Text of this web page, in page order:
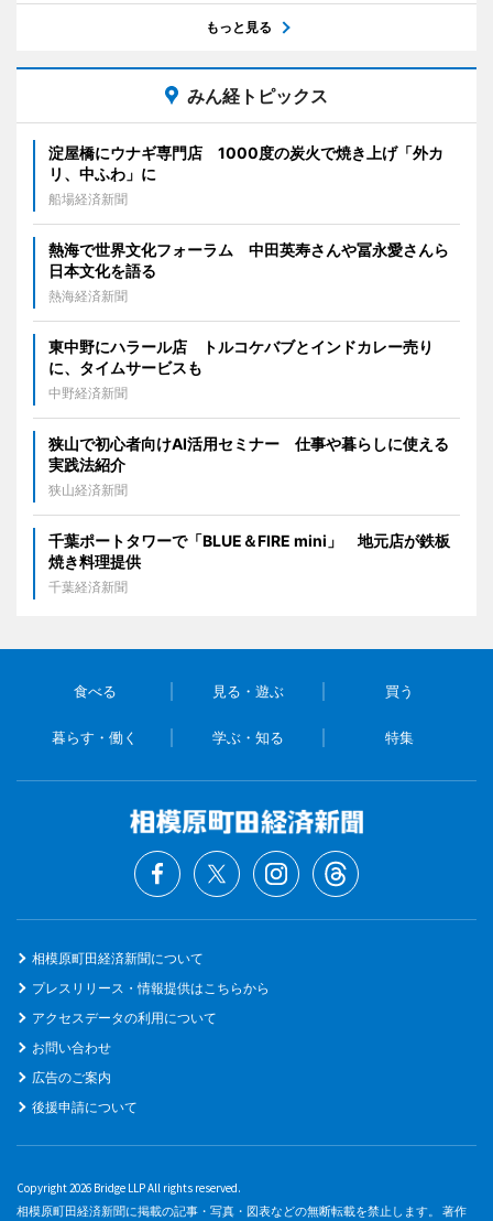
もっと見る
みん経トピックス
淀屋橋にウナギ専門店 1000度の炭火で焼き上げ「外カ
リ、中ふわ」に
船場経済新聞
熱海で世界文化フォーラム 中田英寿さんや冨永愛さんら
日本文化を語る
熱海経済新聞
東中野にハラール店 トルコケバブとインドカレー売り
に、タイムサービスも
中野経済新聞
狭山で初心者向けAI活用セミナー 仕事や暮らしに使える
実践法紹介
狭山経済新聞
千葉ポートタワーで「BLUE＆FIRE mini」 地元店が鉄板
焼き料理提供
千葉経済新聞
食べる 見る・遊ぶ 買う
暮らす・働く 学ぶ・知る 特集
相模原町田経済新聞について
プレスリリース・情報提供はこちらから
アクセスデータの利用について
お問い合わせ
広告のご案内
後援申請について
Copyright 2026 Bridge LLP All rights reserved.
相模原町田経済新聞に掲載の記事・写真・図表などの無断転載を禁止します。 著作